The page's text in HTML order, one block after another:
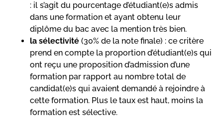
: il s’agit du pourcentage d’étudiant(e)s admis
dans une formation et ayant obtenu leur
diplôme du bac avec la mention très bien.
la sélectivité (30% de la note finale) : ce critère
prend en compte la proportion d’étudiant(e)s qui
ont reçu une proposition d’admission d’une
formation par rapport au nombre total de
candidat(e)s qui avaient demandé à rejoindre à
cette formation. Plus le taux est haut, moins la
formation est sélective.